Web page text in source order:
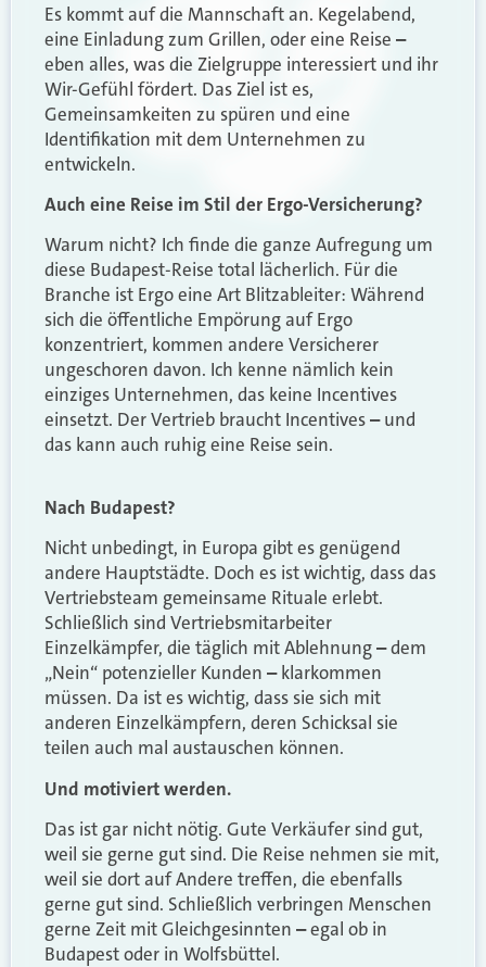
Es kommt auf die Mannschaft an. Kegelabend,
eine Einladung zum Grillen, oder eine Reise –
eben alles, was die Zielgruppe interessiert und ihr
Wir-Gefühl fördert. Das Ziel ist es,
Gemeinsamkeiten zu spüren und eine
Identifikation mit dem Unternehmen zu
entwickeln.
Auch eine Reise im Stil der Ergo-Versicherung?
Warum nicht? Ich finde die ganze Aufregung um
diese Budapest-Reise total lächerlich. Für die
Branche ist Ergo eine Art Blitzableiter: Während
sich die öffentliche Empörung auf Ergo
konzentriert, kommen andere Versicherer
ungeschoren davon. Ich kenne nämlich kein
einziges Unternehmen, das keine Incentives
einsetzt. Der Vertrieb braucht Incentives–und
das kann auch ruhig eine Reise sein.
Nach Budapest?
Nicht unbedingt, in Europa gibt es genügend
andere Hauptstädte. Doch es ist wichtig, dass das
Vertriebsteam gemeinsame Rituale erlebt.
Schließlich sind Vertriebsmitarbeiter
Einzelkämpfer, die täglich mit Ablehnung–dem
„Nein“ potenzieller Kunden –klarkommen
müssen. Da ist es wichtig, dass sie sich mit
anderen Einzelkämpfern, deren Schicksal sie
teilen auch mal austauschen können.
Und motiviert werden.
Das ist gar nicht nötig. Gute Verkäufer sind gut,
weil sie gerne gut sind. Die Reise nehmen sie mit,
weil sie dort auf Andere treffen, die ebenfalls
gerne gut sind. Schließlich verbringen Menschen
gerne Zeit mit Gleichgesinnten –egal ob in
Budapest oder in Wolfsbüttel.